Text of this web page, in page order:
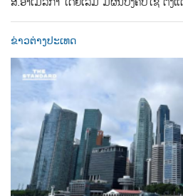
ຂ່າວຕ່າງປະເທດ